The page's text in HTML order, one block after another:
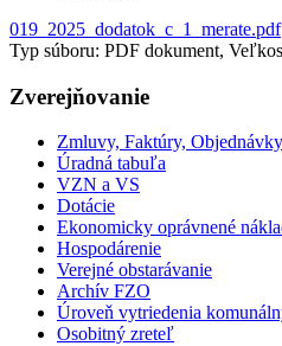
019_2025_dodatok_c_1_merate.pdf
Typ súboru: PDF dokument,
Zverejňovanie
Zmluvy, Faktúry, Objednávky
Úradná tabuľa
VZN a VS
Dotácie
Ekonomicky oprávnené
Hospodárenie
Verejné obstarávanie
Archív FZO
Úroveň vytriedenia
Osobitný zreteľ